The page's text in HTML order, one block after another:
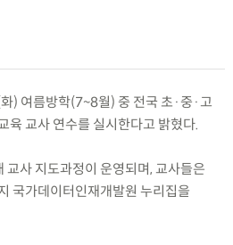
) 여름방학(7~8월) 중 전국 초·중·고
육 교사 연수를 실시한다고 밝혔다.
사 지도과정이 운영되며, 교사들은
국가데이터인재개발원 누리집을